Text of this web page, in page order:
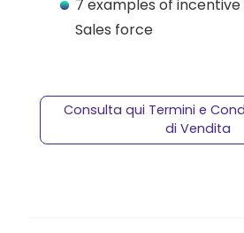
7 examples of
Sales force
Consulta qui Termini e
di Vendita